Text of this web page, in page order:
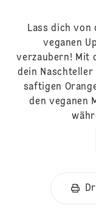
Lass dich von
veganen
verzaubern! Mit
dein
saftigen
den veganen